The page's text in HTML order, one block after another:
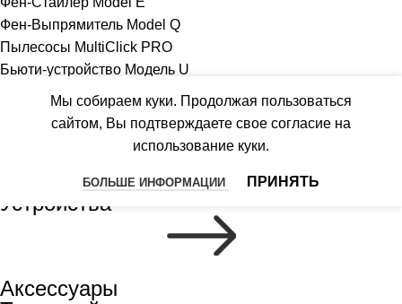
Мы собираем куки. Продолжая пользоваться
сайтом, Вы подтверждаете свое согласие на
использование куки.
БОЛЬШЕ ИНФОРМАЦИИ ПРИНЯТЬ
Фен-Выпрямитель Model Q
Пылесосы MultiClick PRO
Бьюти-устройство Модель U
Роботизированный пылесос IQSelf
Гибридный комплекс AirCreator
Устройства
Аксессуары